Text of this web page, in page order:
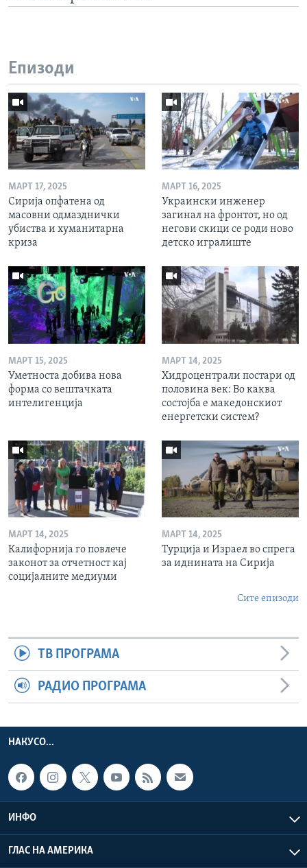
Епизоди
МАРТ 17, 2025
Сирија опфатена од
масовни одмазднички
убиства и хуманитарна
криза
МАРТ 16, 2025
Украински инженер
загинал на фронтот, но од
негови скици се роди ново
детско игралиште
МАРТ 15, 2025
Уметноста добива нова
форма со вештачката
интелигенција
МАРТ 14, 2025
Хидроцентрали постари од
половина век: Во каква
состојба е македонскиот
енергетски систем?
МАРТ 14, 2025
Калифорнија го повлече
законот за отчетност кај
социјалните медиуми
МАРТ 14, 2025
Турција и Израел во спрега
за иднината на Сирија
Сите епизоди
ТВ ПРОГРАМА
РАДИО ПРОГРАМА
НАКУСО...
ИНФО
ГЛАС НА АМЕРИКА